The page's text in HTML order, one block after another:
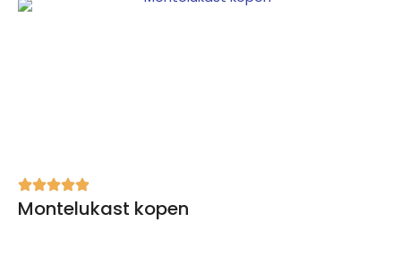
Montelukast kopen